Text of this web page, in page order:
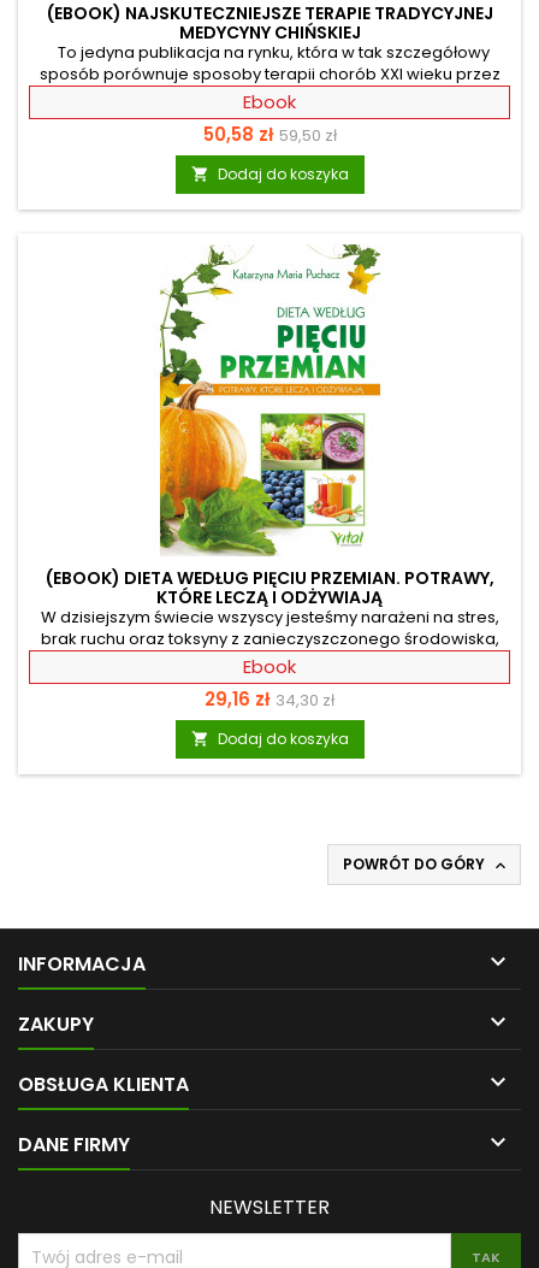
(EBOOK) NAJSKUTECZNIEJSZE TERAPIE TRADYCYJNEJ
MEDYCYNY CHIŃSKIEJ
To jedyna publikacja na rynku, która w tak szczegółowy
sposób porównuje sposoby terapii chorób XXI wieku przez
medycynę zachodnią oraz chińską. Specjalistka i wieloletni
praktyk Tradycyjnej Medycyny Chińskiej przedstawia tu
najskuteczniejsze kuracje, które eliminują takie dolegliwości
jak reumatyzm, ból pleców, cukrzyca typu 1 i 2, nadciśnienie
tętnicze, choroby autoimmunologiczne, AZS czy alergie
pokarmowe. Dzięki jej fachowym wskazówkom poznasz
Ebook
Cena
50,58 zł Cena
podstawowa
59,50 zł
 Dodaj do koszyka
(EBOOK) DIETA WEDŁUG PIĘCIU PRZEMIAN. POTRAWY,
KTÓRE LECZĄ I ODŻYWIAJĄ
W dzisiejszym świecie wszyscy jesteśmy narażeni na stres,
brak ruchu oraz toksyny z zanieczyszczonego środowiska,
co powoduje coraz częstsze ujawnianie się schorzeń
cywilizacyjnych. Z pomocą przychodzi nam Tradycyjna
Medycyna Chińska i dieta według Pięciu Przemian.
Podstawową zasadą przygotowywania posiłku jest w tym
przypadku zachowanie właściwej kolejności dodawania
produktów do potrawy. O sile energetycznej i leczniczej
Ebook
Cena
29,16 zł Cena
podstawowa
34,30 zł
 Dodaj do koszyka
POWRÓT DO GÓRY 
INFORMACJA 
ZAKUPY 
OBSŁUGA KLIENTA 
DANE FIRMY 
NEWSLETTER